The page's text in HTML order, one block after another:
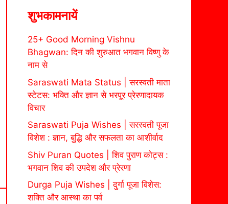
शुभकामनायें
25+ Good Morning Vishnu
Bhagwan: दिन की शुरुआत भगवान विष्णु के
नाम से
Saraswati Mata Status | सरस्वती माता
स्टेटस: भक्ति और ज्ञान से भरपूर प्रेरणादायक
विचार
Saraswati Puja Wishes | सरस्वती पूजा
विशेश : ज्ञान, बुद्धि और सफलता का आशीर्वाद
Shiv Puran Quotes | शिव पुराण कोट्स :
भगवान शिव की उपदेश और प्रेरणा
Durga Puja Wishes | दुर्गा पूजा विशेस:
शक्ति और आस्था का पर्व